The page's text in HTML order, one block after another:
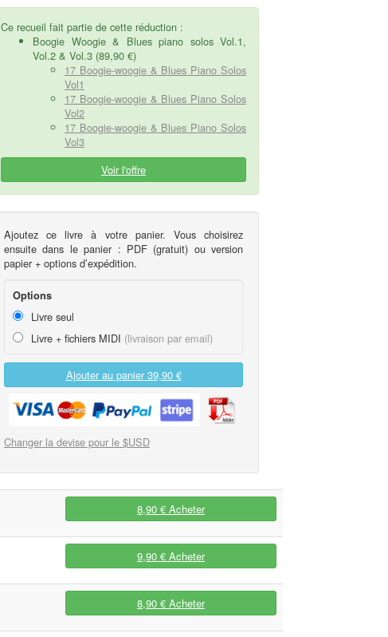
Ce recueil fait partie de cette réduction :
Boogie Woogie & Blues piano solos Vol.1,
Vol.2 & Vol.3 (89,90 €)
17 Boogie-woogie & Blues Piano Solos
Vol1
17 Boogie-woogie & Blues Piano Solos
Vol2
17 Boogie-woogie & Blues Piano Solos
Vol3
Voir l'offre
Ajoutez ce livre à votre panier. Vous choisirez
ensuite dans le panier : PDF (gratuit) ou version
papier + options d’expédition.
Options
Livre seul
Livre + fichiers MIDI (livraison par email)
Ajouter au panier39,90 €
Changer la devise pour le $USD
8,90 € Acheter
9,90 € Acheter
8,90 € Acheter